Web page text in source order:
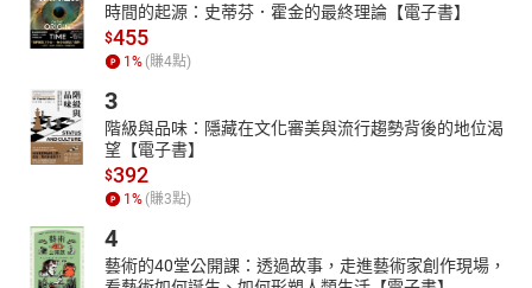
時間的起源：史蒂芬．霍金的最終理論【電子書】
$455
1% (賺4點)
3
階級與品味：隱藏在文化審美與流行趨勢背後的地位渴
望【電子書】
$392
1% (賺3點)
4
藝術的40堂公開課：透過故事，走進藝術家創作現場，